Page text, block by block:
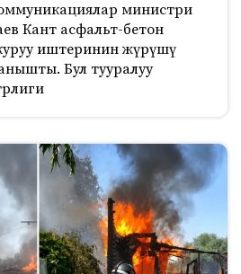
министри
Кант асфальт-бетон
иштеринин жүрүшү
Бул тууралуу